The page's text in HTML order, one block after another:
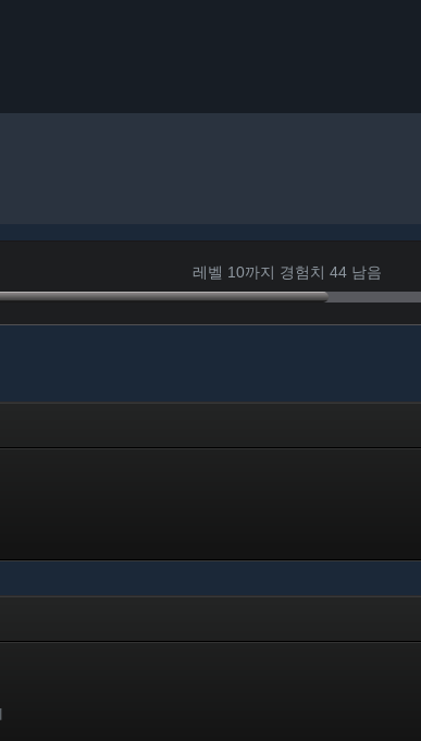
레벨 10까지 경험치 44 남음